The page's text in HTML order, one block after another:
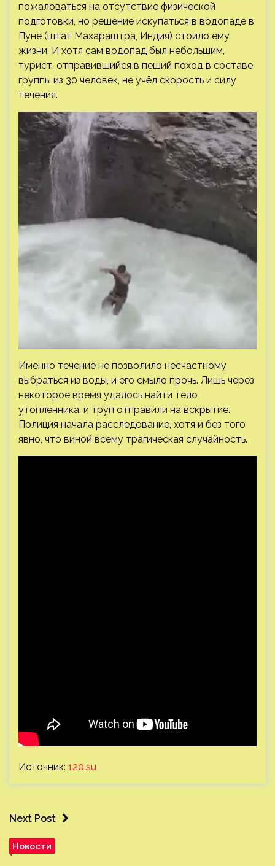
пожаловаться на отсутствие физической
подготовки, но решение искупаться в водопаде в
Пуне (штат Махараштра, Индия) стоило ему
жизни. И хотя сам водопад был небольшим,
турист, отправившийся в пеший поход в составе
группы из 30 человек, не учёл скорость и силу
течения.
Именно течение не позволило несчастному
выбраться из воды, и его смыло прочь. Лишь через
некоторое время удалось найти тело
утопленника, и труп отправили на вскрытие.
Полиция начала расследование, хотя и без того
явно, что виной всему трагическая случайность.
Источник: 120.su
Next Post
Новости